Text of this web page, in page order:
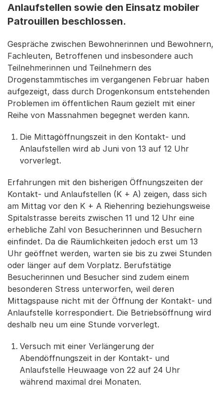
Anlaufstellen sowie den Einsatz mobiler
Patrouillen beschlossen.
Gespräche zwischen Bewohnerinnen und Bewohnern,
Fachleuten, Betroffenen und insbesondere auch
Teilnehmerinnen und Teilnehmern des
Drogenstammtisches im vergangenen Februar haben
aufgezeigt, dass durch Drogenkonsum entstehenden
Problemen im öffentlichen Raum gezielt mit einer
Reihe von Massnahmen begegnet werden kann.
Die Mittagöffnungszeit in den Kontakt- und
Anlaufstellen wird ab Juni von 13 auf 12 Uhr
vorverlegt.
Erfahrungen mit den bisherigen Öffnungszeiten der
Kontakt- und Anlaufstellen (K + A) zeigen, dass sich
am Mittag vor den K + A Riehenring beziehungsweise
Spitalstrasse bereits zwischen 11 und 12 Uhr eine
erhebliche Zahl von Besucherinnen und Besuchern
einfindet. Da die Räumlichkeiten jedoch erst um 13
Uhr geöffnet werden, warten sie bis zu zwei Stunden
oder länger auf dem Vorplatz. Berufstätige
Besucherinnen und Besucher sind zudem einem
besonderen Stress unterworfen, weil deren
Mittagspause nicht mit der Öffnung der Kontakt- und
Anlaufstelle korrespondiert. Die Betriebsöffnung wird
deshalb neu um eine Stunde vorverlegt.
Versuch mit einer Verlängerung der
Abendöffnungszeit in der Kontakt- und
Anlaufstelle Heuwaage von 22 auf 24 Uhr
während maximal drei Monaten.